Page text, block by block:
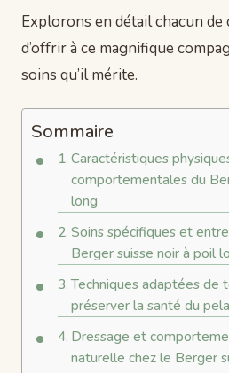
Explorons en détail chacun de
d’offrir à ce magnifique
soins qu’il mérite.
Sommaire
Caractéristiques
comportementales du
long
Soins spécifiques et
Berger suisse noir à poil
Techniques adaptées de
préserver la santé du
Dressage et
naturelle chez le Berger